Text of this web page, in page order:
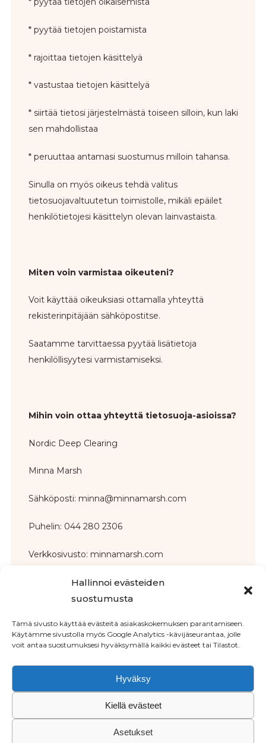
Hallinnoi evästeiden
suostumusta
Tämä sivusto käyttää evästeitä asiakaskokemuksen parantamiseen.
Käytämme sivustolla myös Google Analytics -kävijäseurantaa, jolle
voit antaa suostumuksesi hyväksymällä kaikki evästeet tai Tilastot.
Hyväksy
Kiellä evästeet
Asetukset
* pyytää tietojen poistamista
* rajoittaa tietojen käsittelyä
* vastustaa tietojen käsittelyä
* siirtää tietosi järjestelmästä toiseen silloin, kun laki
sen mahdollistaa
* peruuttaa antamasi suostumus milloin tahansa.
Sinulla on myös oikeus tehdä valitus
tietosuojavaltuutetun toimistolle, mikäli epäilet
henkilötietojesi käsittelyn olevan lainvastaista.
Miten voin varmistaa oikeuteni?
Voit käyttää oikeuksiasi ottamalla yhteyttä
rekisterinpitäjään sähköpostitse.
Saatamme tarvittaessa pyytää lisätietoja
henkilöllisyytesi varmistamiseksi.
Mihin voin ottaa yhteyttä tietosuoja-asioissa?
Nordic Deep Clearing
Minna Marsh
Sähköposti: minna@minnamarsh.com
Puhelin: 044 280 2306
Verkkosivusto: minnamarsh.com
Copyright © 2026 Nordic Deep Clearing
Tietosuojaseloste
Käyttöehdot